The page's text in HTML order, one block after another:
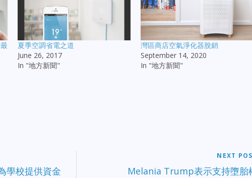
夏季空調省電之道
June 26, 2017
In "地方新聞"
灣區商店空氣淨化器脫銷
September 14, 2020
In "地方新聞"
學校提供資金
NEXT
Melania Trump表示支持墮胎